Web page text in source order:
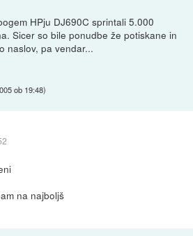
HPju DJ690C sprintali 5.000
Sicer so bile ponudbe že potiskane in
naslov, pa vendar...
ob 19:48)
na najboljš